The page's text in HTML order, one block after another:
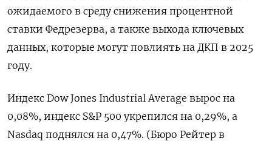
ожидаемого в среду снижения процентной
ставки Федрезерва, а также выхода ключевых
данных, которые могут повлиять на ДКП в 2025
году.
Индекс Dow Jones Industrial Average вырос на
0,08%, индекс S&P 500 укрепился на 0,29%, а
Nasdaq поднялся на 0,47%. (Бюро Рейтер в